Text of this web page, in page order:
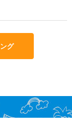
グ